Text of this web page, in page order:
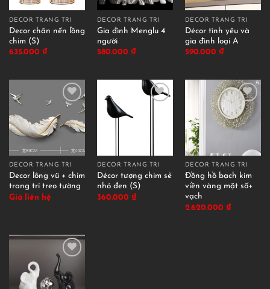
DECOR TRANG TRÍ
Decor chân nến lồng
chim (S)
635.000 ₫
DECOR TRANG TRÍ
Gia đình Menglu 4
người
580.000 ₫
DECOR TRANG TRÍ
Décor tình yêu và
gia đình loại A
590.000 ₫
DECOR TRANG TRÍ
Decor lông vũ + chim
trang trí treo tường
Giá liên hệ
DECOR TRANG TRÍ
Décor tượng chim sẻ
nhỏ đen (S)
360.000 ₫
DECOR TRANG TRÍ
Đồng hồ bạch kim
viền vàng mặt số+
vạch
2.620.000 ₫